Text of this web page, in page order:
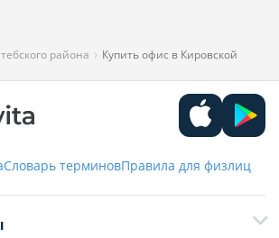
района Купить офис в Кировской
Словарь терминовПравила для физлиц